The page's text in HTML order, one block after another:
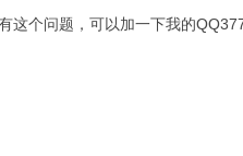
这个问题，可以加一下我的